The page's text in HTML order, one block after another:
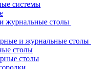
системы
журнальные столы
и журнальные столы
столы
столы